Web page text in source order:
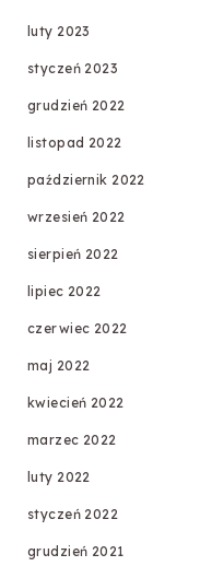
luty 2023
styczeń 2023
grudzień 2022
listopad 2022
październik 2022
wrzesień 2022
sierpień 2022
lipiec 2022
czerwiec 2022
maj 2022
kwiecień 2022
marzec 2022
luty 2022
styczeń 2022
grudzień 2021